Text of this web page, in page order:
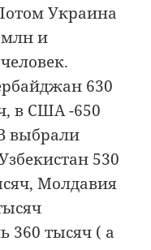
Украина
млн и
630
в США -650
выбрали
530
Молдавия
360 тысяч ( а